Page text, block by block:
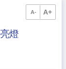
A- A+
燈